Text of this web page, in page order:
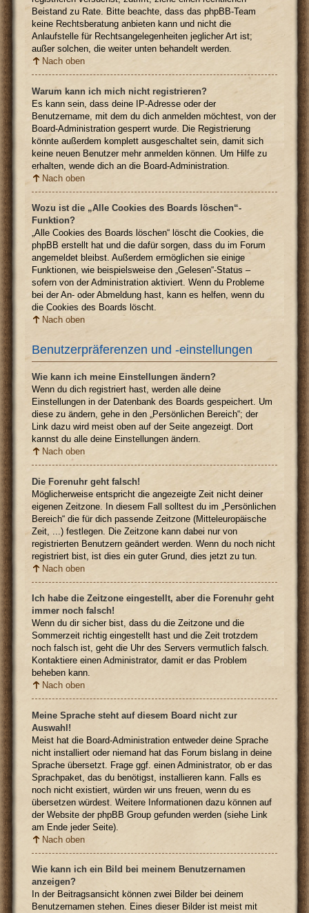
Beistand zu Rate. Bitte beachte, dass das phpBB-Team
keine Rechtsberatung anbieten kann und nicht die
Anlaufstelle für Rechtsangelegenheiten jeglicher Art ist;
außer solchen, die weiter unten behandelt werden.
Nach oben
Warum kann ich mich nicht registrieren?
Es kann sein, dass deine IP-Adresse oder der
Benutzername, mit dem du dich anmelden möchtest, von der
Board-Administration gesperrt wurde. Die Registrierung
könnte außerdem komplett ausgeschaltet sein, damit sich
keine neuen Benutzer mehr anmelden können. Um Hilfe zu
erhalten, wende dich an die Board-Administration.
Nach oben
Wozu ist die „Alle Cookies des Boards löschen“-
Funktion?
„Alle Cookies des Boards löschen“ löscht die Cookies, die
phpBB erstellt hat und die dafür sorgen, dass du im Forum
angemeldet bleibst. Außerdem ermöglichen sie einige
Funktionen, wie beispielsweise den „Gelesen“-Status –
sofern von der Administration aktiviert. Wenn du Probleme
bei der An- oder Abmeldung hast, kann es helfen, wenn du
die Cookies des Boards löscht.
Nach oben
Benutzerpräferenzen und -einstellungen
Wie kann ich meine Einstellungen ändern?
Wenn du dich registriert hast, werden alle deine
Einstellungen in der Datenbank des Boards gespeichert. Um
diese zu ändern, gehe in den „Persönlichen Bereich“; der
Link dazu wird meist oben auf der Seite angezeigt. Dort
kannst du alle deine Einstellungen ändern.
Nach oben
Die Forenuhr geht falsch!
Möglicherweise entspricht die angezeigte Zeit nicht deiner
eigenen Zeitzone. In diesem Fall solltest du im „Persönlichen
Bereich“ die für dich passende Zeitzone (Mitteleuropäische
Zeit, ...) festlegen. Die Zeitzone kann dabei nur von
registrierten Benutzern geändert werden. Wenn du noch nicht
registriert bist, ist dies ein guter Grund, dies jetzt zu tun.
Nach oben
Ich habe die Zeitzone eingestellt, aber die Forenuhr geht
immer noch falsch!
Wenn du dir sicher bist, dass du die Zeitzone und die
Sommerzeit richtig eingestellt hast und die Zeit trotzdem
noch falsch ist, geht die Uhr des Servers vermutlich falsch.
Kontaktiere einen Administrator, damit er das Problem
beheben kann.
Nach oben
Meine Sprache steht auf diesem Board nicht zur
Auswahl!
Meist hat die Board-Administration entweder deine Sprache
nicht installiert oder niemand hat das Forum bislang in deine
Sprache übersetzt. Frage ggf. einen Administrator, ob er das
Sprachpaket, das du benötigst, installieren kann. Falls es
noch nicht existiert, würden wir uns freuen, wenn du es
übersetzen würdest. Weitere Informationen dazu können auf
der Website der phpBB Group gefunden werden (siehe Link
am Ende jeder Seite).
Nach oben
Wie kann ich ein Bild bei meinem Benutzernamen
anzeigen?
In der Beitragsansicht können zwei Bilder bei deinem
Benutzernamen stehen. Eines dieser Bilder ist meist mit